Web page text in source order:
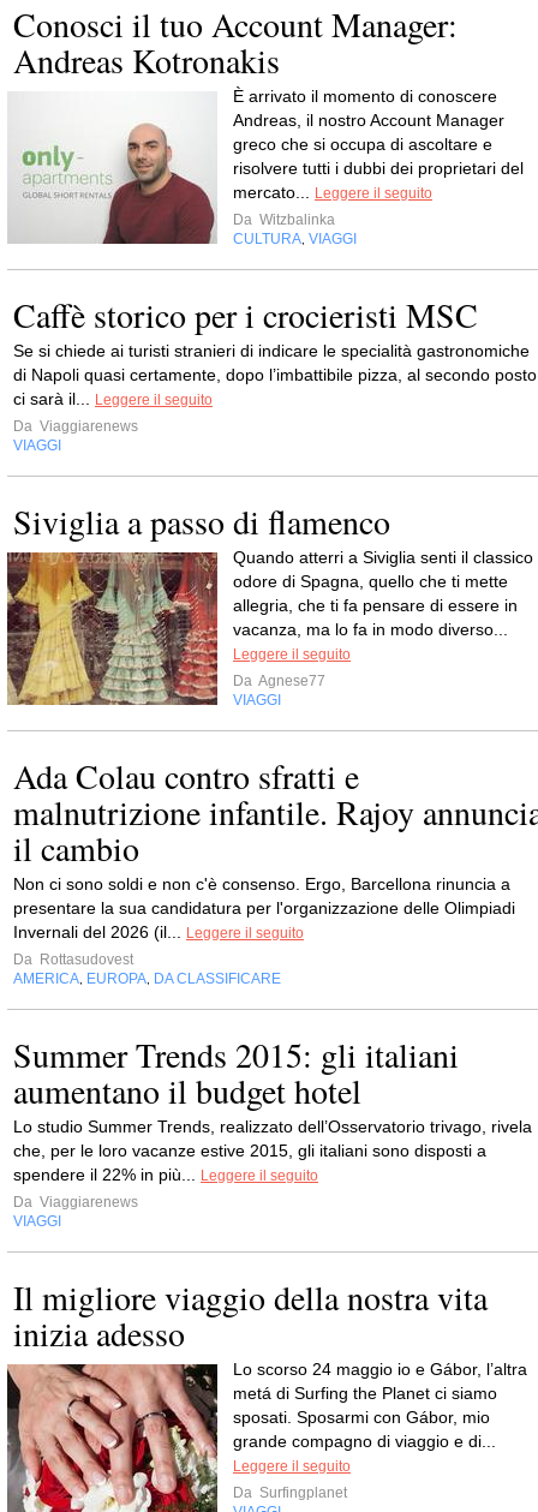
Conosci il tuo Account Manager:
Andreas Kotronakis
È arrivato il momento di conoscere
Andreas, il nostro Account Manager
greco che si occupa di ascoltare e
risolvere tutti i dubbi dei proprietari del
mercato...
Leggere il seguito
Da Witzbalinka
CULTURA VIAGGI
Caffè storico per i crocieristi MSC
Se si chiede ai turisti stranieri di indicare le specialità gastronomiche
di Napoli quasi certamente, dopo l’imbattibile pizza, al secondo posto
ci sarà il...
Leggere il seguito
Da Viaggiarenews
VIAGGI
Siviglia a passo di flamenco
Quando atterri a Siviglia senti il classico
odore di Spagna, quello che ti mette
allegria, che ti fa pensare di essere in
vacanza, ma lo fa in modo diverso...
Leggere il seguito
Da Agnese77
VIAGGI
Ada Colau contro sfratti e
malnutrizione infantile. Rajoy
il cambio
Non ci sono soldi e non c'è consenso. Ergo, Barcellona rinuncia a
presentare la sua candidatura per l'organizzazione delle Olimpiadi
Invernali del 2026 (il...
Leggere il seguito
Da Rottasudovest
AMERICA EUROPA DA CLASSIFICARE
Summer Trends 2015: gli italiani
aumentano il budget hotel
Lo studio Summer Trends, realizzato dell’Osservatorio trivago, rivela
che, per le loro vacanze estive 2015, gli italiani sono disposti a
spendere il 22% in più...
Leggere il seguito
Da Viaggiarenews
VIAGGI
Il migliore viaggio della nostra vita
inizia adesso
Lo scorso 24 maggio io e Gábor, l’altra
metá di Surfing the Planet ci siamo
sposati. Sposarmi con Gábor, mio
grande compagno di viaggio e di...
Leggere il seguito
Da Surfingplanet